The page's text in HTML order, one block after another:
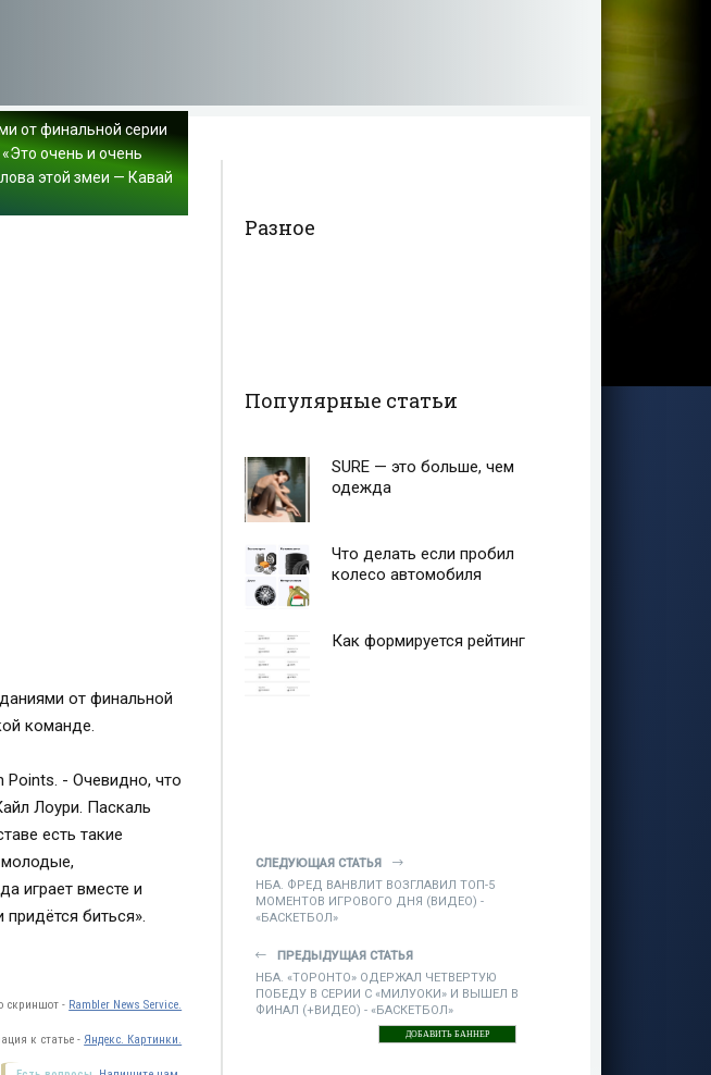
от финальной серии
очень и очень
этой змеи — Кавай
от финальной
команде.
Points. - Очевидно, что
Лоури. Паскаль
есть такие
молодые,
играет вместе и
биться».
скриншот - Rambler News Service.
к статье - Яндекс. Картинки.
Разное
Популярные статьи
SURE — это больше, чем
одежда
Что делать если пробил
колесо автомобиля
Как формируется рейтинг
СЛЕДУЮЩАЯ СТАТЬЯ
НБА. ФРЕД ВАНВЛИТ ВОЗГЛАВИЛ ТОП-5
МОМЕНТОВ ИГРОВОГО ДНЯ (ВИДЕО) -
«БАСКЕТБОЛ»
ПРЕДЫДУЩАЯ СТАТЬЯ
НБА. «ТОРОНТО» ОДЕРЖАЛ ЧЕТВЕРТУЮ
ПОБЕДУ В СЕРИИ С «МИЛУОКИ» И ВЫШЕЛ В
ФИНАЛ (+ВИДЕО) - «БАСКЕТБОЛ»
ДОБАВИТЬ БАННЕР